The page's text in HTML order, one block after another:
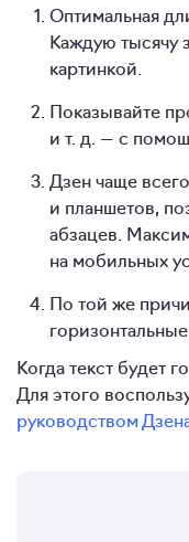
Оптимальная
Каждую тысячу
картинкой.
Показывайте
и т. д. — с
Дзен чаще
и планшетов,
абзацев.
на мобильных
По той же
Когда текст будет
Для этого
руководством